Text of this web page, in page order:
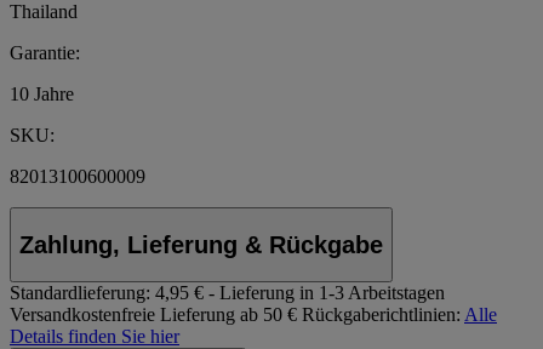
Thailand
Garantie:
10 Jahre
SKU:
82013100600009
Zahlung, Lieferung & Rückgabe
Standardlieferung: 4,95 € - Lieferung in 1-3 Arbeitstagen
Versandkostenfreie Lieferung ab 50 € Rückgaberichtlinien: Alle
Details finden Sie hier